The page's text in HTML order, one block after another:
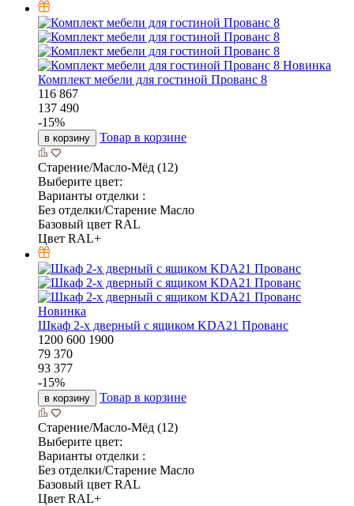
Новинка
Комплект мебели для гостиной Прованс 8
116 867
137 490
-15%
в корзину Товар в корзине
Старение/Масло-Мёд (12)
Выберите цвет:
Варианты отделки :
Без отделки/Старение Масло
Базовый цвет RAL
Цвет RAL+
Новинка
Шкаф 2-х дверный с ящиком KDA21 Прованс
1200 600 1900
79 370
93 377
-15%
в корзину Товар в корзине
Старение/Масло-Мёд (12)
Выберите цвет:
Варианты отделки :
Без отделки/Старение Масло
Базовый цвет RAL
Цвет RAL+